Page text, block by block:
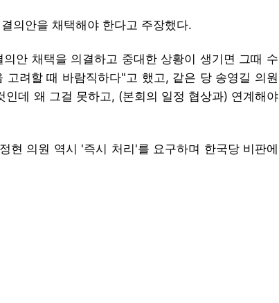
의안을 채택해야 한다고 주장했다.
안 채택을 의결하고 중대한 상황이 생기면 그때 수
고려할 때 바람직하다"고 했고, 같은 당 송영길 의원
데 왜 그걸 못하고, (본회의 일정 협상과) 연계해야
현 의원 역시 '즉시 처리'를 요구하며 한국당 비판에